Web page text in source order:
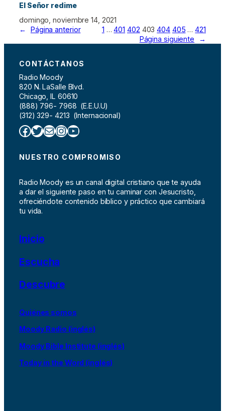
El Señor redime
domingo, noviembre 14, 2021
←
Página anterior 1 … 401 402 403 404 405 … 421
Página siguiente
→
CONTÁCTANOS
Radio Moody
820 N. LaSalle Blvd.
Chicago, IL 60610
(888) 796- 7968 (E.E.U.U)
(312) 329- 4213 (Internacional)
Facebook Twitter Correo electrónico InstagramYouTube
NUESTRO COMPROMISO
Radio Moody es un canal digital cristiano que te ayuda
a dar el siguiente paso en tu caminar con Jesucristo,
ofreciéndote contenido bíblico y práctico que cambiará
tu vida.
Inicio
Escucha
Descubre
Quiénes somos
Moody Radio (inglés)
Moody Bible Institute (inglés)
Today in the Word (inglés)